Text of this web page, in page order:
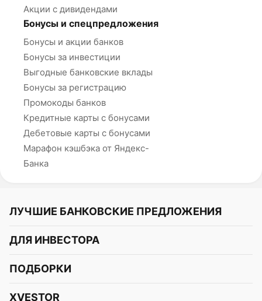
Акции с дивидендами
Бонусы и спецпредложения
Бонусы и акции банков
Бонусы за инвестиции
Выгодные банковские вклады
Бонусы за регистрацию
Промокоды банков
Кредитные карты с бонусами
Дебетовые карты с бонусами
Марафон кэшбэка от Яндекс-
Банка
ЛУЧШИЕ БАНКОВСКИЕ ПРЕДЛОЖЕНИЯ
Альфа-Банк
СБЕР
Газпромбанк
ДЛЯ ИНВЕСТОРА
Курс акций
ПОДБОРКИ
Подборки акций
XVESTOR